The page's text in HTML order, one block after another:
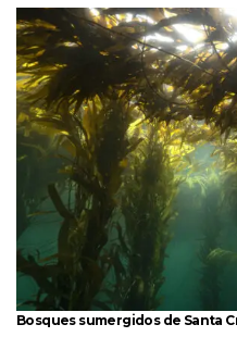
Bosques sumergidos de Santa